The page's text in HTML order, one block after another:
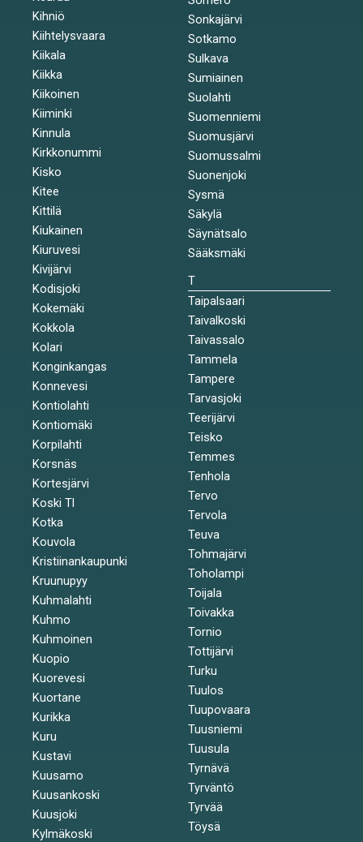
Kihniö
Kiihtelysvaara
Kiikala
Kiikka
Kiikoinen
Kiiminki
Kinnula
Kirkkonummi
Kisko
Kitee
Kittilä
Kiukainen
Kiuruvesi
Kivijärvi
Kodisjoki
Kokemäki
Kokkola
Kolari
Konginkangas
Konnevesi
Kontiolahti
Kontiomäki
Korpilahti
Korsnäs
Kortesjärvi
Koski Tl
Kotka
Kouvola
Kristiinankaupunki
Kruunupyy
Kuhmalahti
Kuhmo
Kuhmoinen
Kuopio
Kuorevesi
Kuortane
Kurikka
Kuru
Kustavi
Kuusamo
Kuusankoski
Kuusjoki
Kylmäkoski
Sonkajärvi
Sotkamo
Sulkava
Sumiainen
Suolahti
Suomenniemi
Suomusjärvi
Suomussalmi
Suonenjoki
Sysmä
Säkylä
Säynätsalo
Sääksmäki
T
Taipalsaari
Taivalkoski
Taivassalo
Tammela
Tampere
Tarvasjoki
Teerijärvi
Teisko
Temmes
Tenhola
Tervo
Tervola
Teuva
Tohmajärvi
Toholampi
Toijala
Toivakka
Tornio
Tottijärvi
Turku
Tuulos
Tuupovaara
Tuusniemi
Tuusula
Tyrnävä
Tyrväntö
Tyrvää
Töysä